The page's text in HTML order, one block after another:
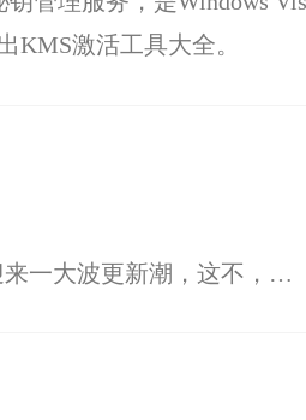
KMS激活工具大全。
办公软件，操作系统在XP系统停止更新后将迎来一大波更新潮，这不，什么office2013，office2016，win10都是吸引一大批用户的软件，系统了但是对于普通用户来说，该怎么去激活office 2013呢？为此，小编就给大家准备了k